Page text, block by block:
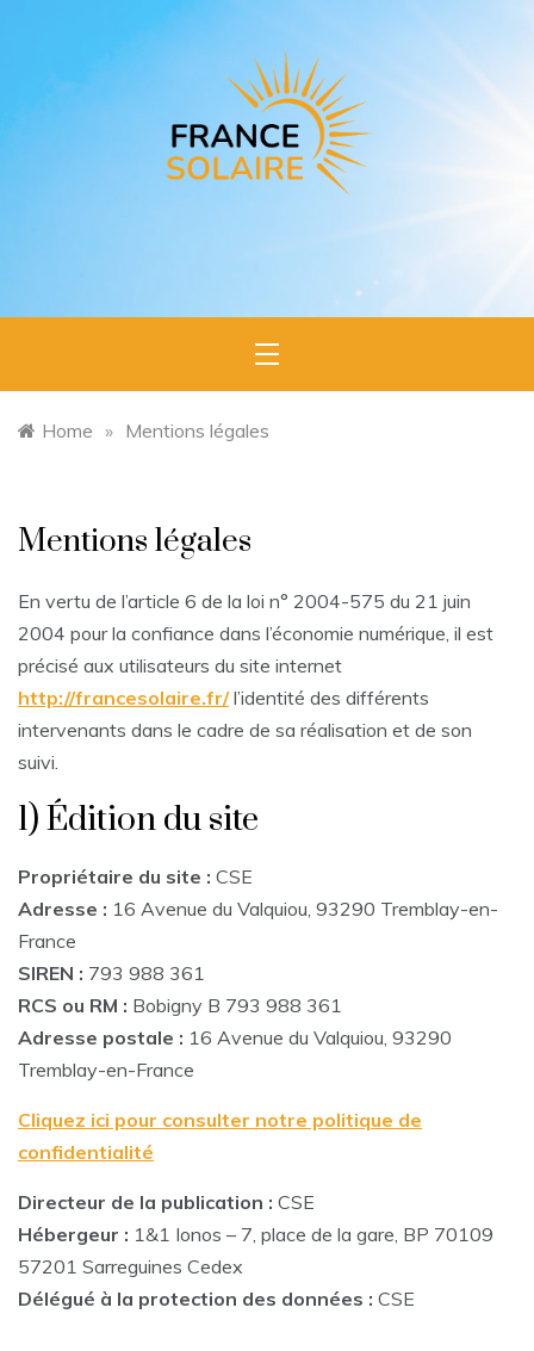
Home » Mentions légales
Mentions légales
En vertu de l’article 6 de la loi n° 2004-575 du 21 juin
2004 pour la confiance dans l’économie numérique, il est
précisé aux utilisateurs du site internet
http://francesolaire.fr/l’identité des différents
intervenants dans le cadre de sa réalisation et de son
suivi.
1) Édition du site
Propriétaire du site : CSE
Adresse : 16 Avenue du Valquiou, 93290 Tremblay-en-
France
SIREN : 793 988 361
RCS ou RM : Bobigny B 793 988 361
Adresse postale : 16 Avenue du Valquiou, 93290
Tremblay-en-France
Cliquez ici pour consulter notre politique de
confidentialité
Directeur de la publication : CSE
Hébergeur : 1&1 Ionos – 7, place de la gare, BP 70109
57201 Sarreguines Cedex
Délégué à la protection des données : CSE